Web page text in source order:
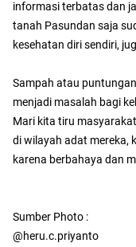
informasi terbatas dan
tanah Pasundan saja
kesehatan diri sendiri,
Sampah atau
menjadi masalah bagi
Mari kita tiru
di wilayah adat mereka,
karena berbahaya dan
Sumber Photo :
@heru.c.priyanto